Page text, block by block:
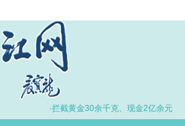
·拦截黄金30余千克、现金2亿余元